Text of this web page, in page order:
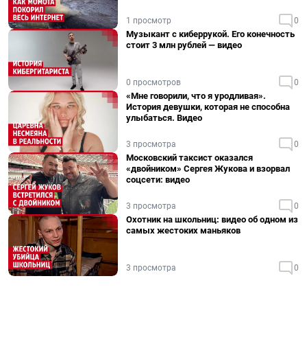
1 просмотр 0
Музыкант с киберрукой. Его конечность
стоит 3 млн рублей — видео
0 просмотров 0
«Мне говорили, что я уродливая».
История девушки, которая не способна
улыбаться. Видео
3 просмотра 0
Московский таксист оказался
«двойником» Сергея Жукова и взорвал
соцсети: видео
3 просмотра 0
Охотник на школьниц: видео об одном из
самых жестоких маньяков
3 просмотра 0